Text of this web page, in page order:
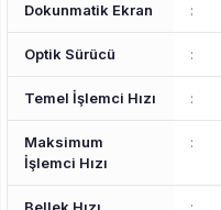
Dokunmatik Ekran :
Optik Sürücü :
Temel İşlemci Hızı :
Maksimum
İşlemci Hızı
: